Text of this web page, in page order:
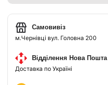
Самовивіз
м.Чернівці вул. Головна 200
Відділення Нова Пошта
Доставка по Україні